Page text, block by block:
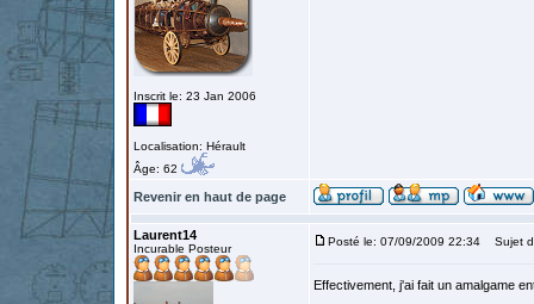
Inscrit le: 23 Jan 2006
Localisation: Hérault
Âge: 62
Revenir en haut de page
Laurent14
Incurable Posteur
Posté le: 07/09/2009 22:34 Sujet
Effectivement, j'ai fait un amalgame